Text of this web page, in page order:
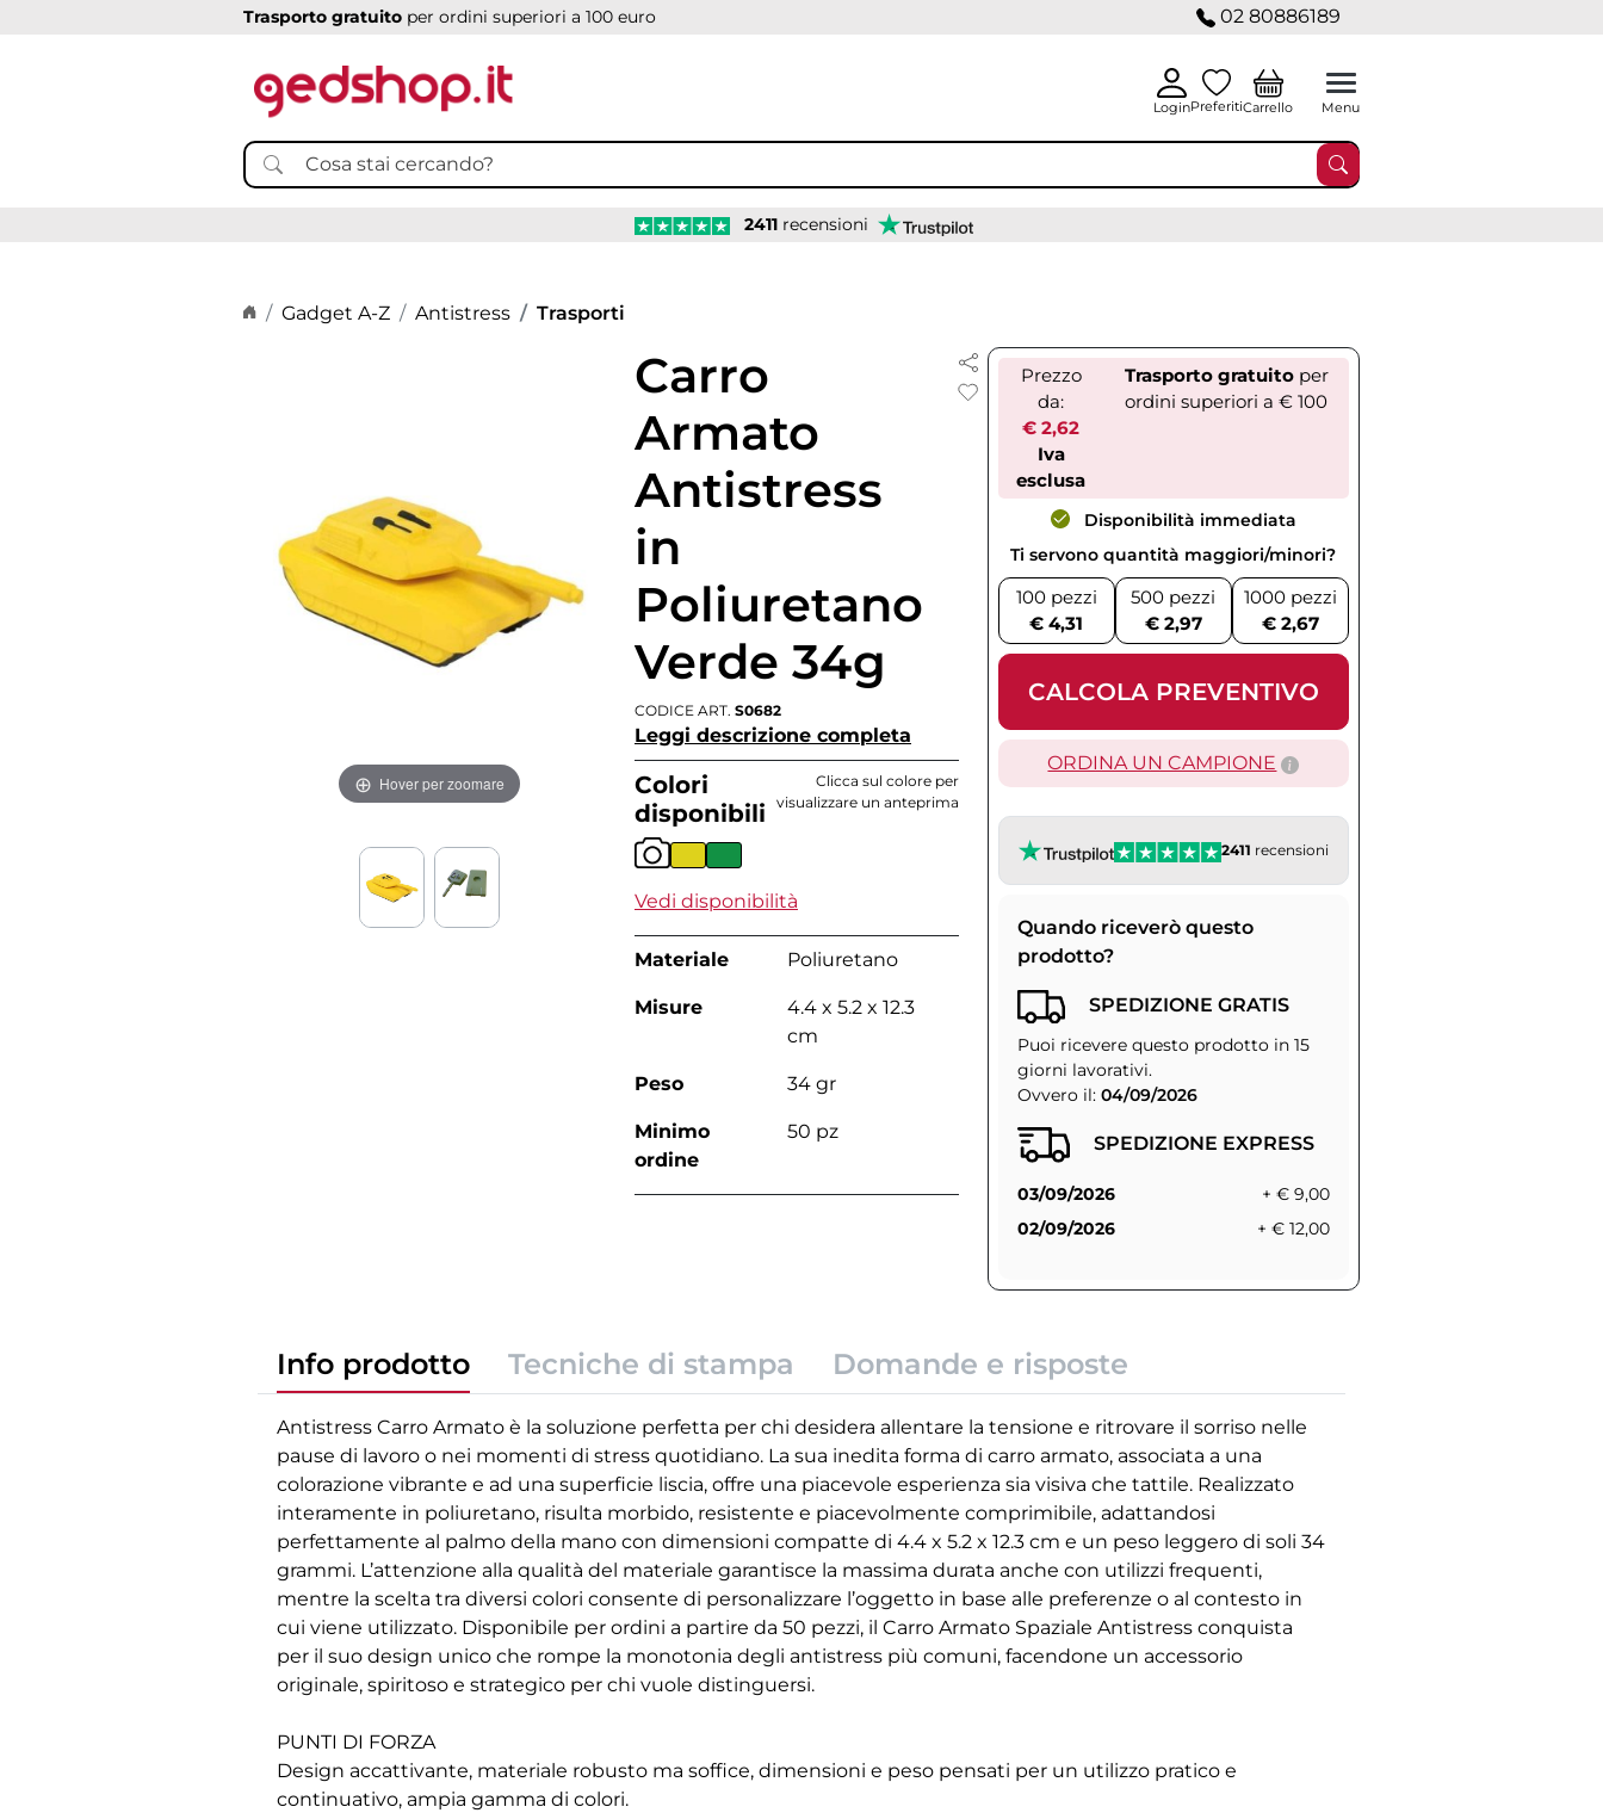
Trasporto gratuito per ordini superiori a 100 euro 02 80886189
LoginPreferitiCarrello Menu
2411 recensioni
Home page
Gadget A-Z Antistress Trasporti
Hover per zoomare
Carro
Armato
Antistress
in
Poliuretano
Verde 34g
CODICE ART. S0682
Leggi descrizione completa
Colori
disponibili
Clicca sul colore per
visualizzare un anteprima
Vedi disponibilità
Materiale Poliuretano
Misure
4.4 x 5.2 x 12.3
cm
Peso 34 gr
Minimo
ordine
50 pz
Prezzo
da:
€ 2,62
Iva
esclusa
Trasporto gratuitoper
ordini superiori a € 100
Disponibilità immediata
Ti servono quantità maggiori/minori?
100 pezzi
€ 4,31
500 pezzi
€ 2,97
1000 pezzi
€ 2,67
CALCOLA PREVENTIVO
ORDINA UN CAMPIONE
2411 recensioni
Quando riceverò questo
prodotto?
SPEDIZIONE GRATIS
Puoi ricevere questo prodotto in 15
giorni lavorativi.
Ovvero il: 04/09/2026
SPEDIZIONE EXPRESS
03/09/2026
+ € 9,00
02/09/2026
+ € 12,00
Info prodotto Tecniche di stampa Domande e risposte
Antistress Carro Armato è la soluzione perfetta per chi desidera allentare la tensione e ritrovare il sorriso nelle
pause di lavoro o nei momenti di stress quotidiano. La sua inedita forma di carro armato, associata a una
colorazione vibrante e ad una superficie liscia, offre una piacevole esperienza sia visiva che tattile. Realizzato
interamente in poliuretano, risulta morbido, resistente e piacevolmente comprimibile, adattandosi
perfettamente al palmo della mano con dimensioni compatte di 4.4 x 5.2 x 12.3 cm e un peso leggero di soli 34
grammi. L’attenzione alla qualità del materiale garantisce la massima durata anche con utilizzi frequenti,
mentre la scelta tra diversi colori consente di personalizzare l’oggetto in base alle preferenze o al contesto in
cui viene utilizzato. Disponibile per ordini a partire da 50 pezzi, il Carro Armato Spaziale Antistress conquista
per il suo design unico che rompe la monotonia degli antistress più comuni, facendone un accessorio
originale, spiritoso e strategico per chi vuole distinguersi.
PUNTI DI FORZA
Design accattivante, materiale robusto ma soffice, dimensioni e peso pensati per un utilizzo pratico e
continuativo, ampia gamma di colori.